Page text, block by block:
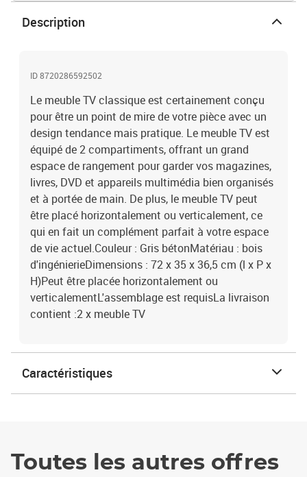
Description
ID 8720286592502
Le meuble TV classique est certainement conçu
pour être un point de mire de votre pièce avec un
design tendance mais pratique. Le meuble TV est
équipé de 2 compartiments, offrant un grand
espace de rangement pour garder vos magazines,
livres, DVD et appareils multimédia bien organisés
et à portée de main. De plus, le meuble TV peut
être placé horizontalement ou verticalement, ce
qui en fait un complément parfait à votre espace
de vie actuel.Couleur : Gris bétonMatériau : bois
d'ingénierieDimensions : 72 x 35 x 36,5 cm (l x P x
H)Peut être placée horizontalement ou
verticalementL'assemblage est requisLa livraison
contient :2 x meuble TV
Caractéristiques
Toutes les autres offres